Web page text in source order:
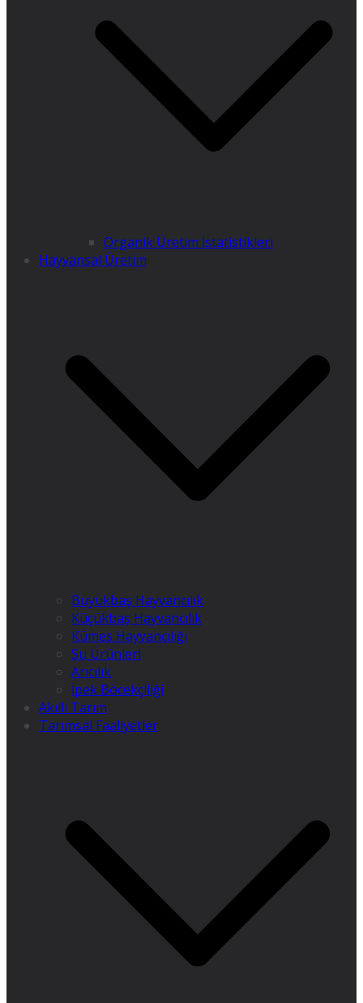
Organik Üretim İstatistikleri
Hayvansal Üretim
Büyükbaş Hayvancılık
Küçükbaş Hayvancılık
Kümes Hayvancılığı
Su Ürünleri
Arıcılık
İpek Böcekçiliği
Akıllı Tarım
Tarımsal Faaliyetler